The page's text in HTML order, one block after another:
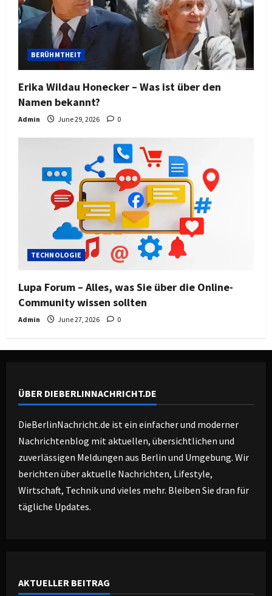
BERÜHMTHEIT
Erika Wildau Honecker – Was ist über den
Namen bekannt?
Admin June 29, 2026 0
TECHNOLOGIE
Lupa Forum – Alles, was Sie über die Online-
Community wissen sollten
Admin June 27, 2026 0
ÜBER DIEBERLINNACHRICHT.DE
DieBerlinNachricht.de ist ein einfacher und moderner
Nachrichtenblog mit aktuellen, übersichtlichen und
zuverlässigen Meldungen aus Berlin und Umgebung. Wir
berichten über aktuelle Nachrichten, Lifestyle,
Wirtschaft, Technik und vieles mehr. Bleiben Sie dran für
tägliche Updates.
AKTUELLER BEITRAG